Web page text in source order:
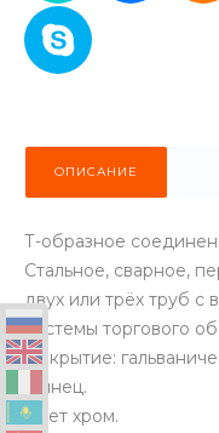
ОПИСАНИЕ
Т-образное
Стальное, сварное,
двух или трёх труб с
системы торгового
Покрытие:
глянец.
Цвет хром.